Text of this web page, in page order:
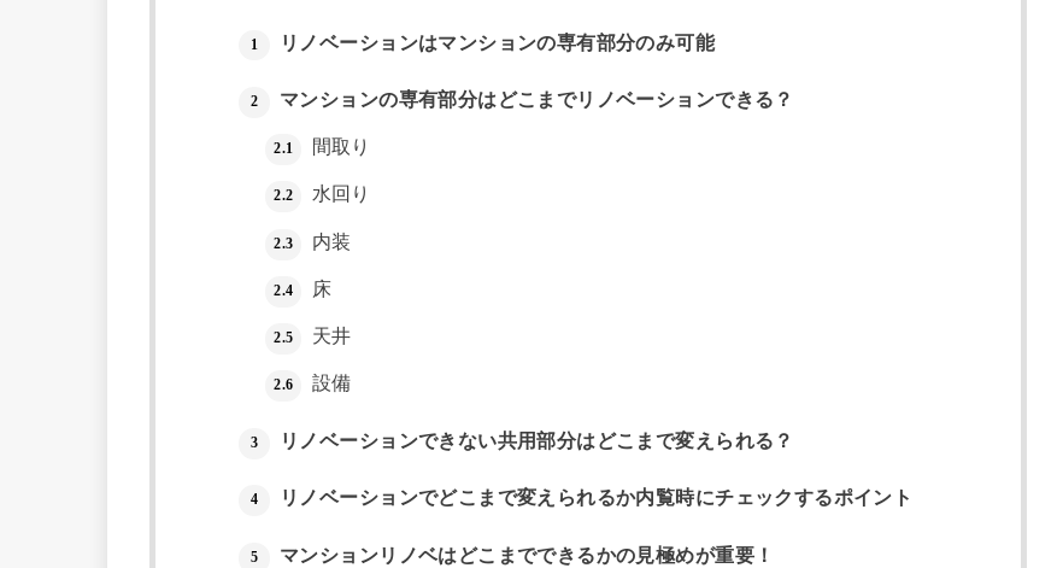
1 リノベーションはマンションの専有部分のみ可能
2 マンションの専有部分はどこまでリノベーションできる？
2.1 間取り
2.2 水回り
2.3 内装
2.4 床
2.5 天井
2.6 設備
3 リノベーションできない共用部分はどこまで変えられる？
4 リノベーションでどこまで変えられるか内覧時にチェックするポイント
5 マンションリノベはどこまでできるかの見極めが重要！